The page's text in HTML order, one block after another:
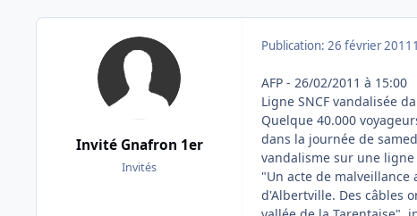
Invité Gnafron 1er
Invités
Publication: 26 février 2011
AFP - 26/02/2011 à 15:00
Ligne SNCF vandalisée
Quelque 40.000
dans la journée de
vandalisme sur une ligne
"Un acte de
d'Albertville. Des câbles